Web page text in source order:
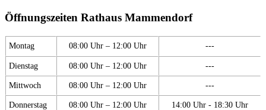
Öffnungszeiten Rathaus Mammendorf
Montag 08:00 Uhr – 12:00 Uhr ---
Dienstag 08:00 Uhr – 12:00 Uhr ---
Mittwoch 08:00 Uhr – 12:00 Uhr ---
Donnerstag 08:00 Uhr – 12:00 Uhr 14:00 Uhr - 18:30 Uhr